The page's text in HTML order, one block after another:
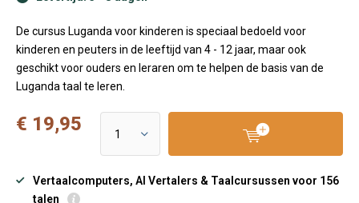
De cursus Luganda voor kinderen is speciaal bedoeld voor
kinderen en peuters in de leeftijd van 4 - 12 jaar, maar ook
geschikt voor ouders en leraren om te helpen de basis van de
Luganda taal te leren.
€ 19,95
Vertaalcomputers, AI Vertalers & Taalcursussen voor 156
talen